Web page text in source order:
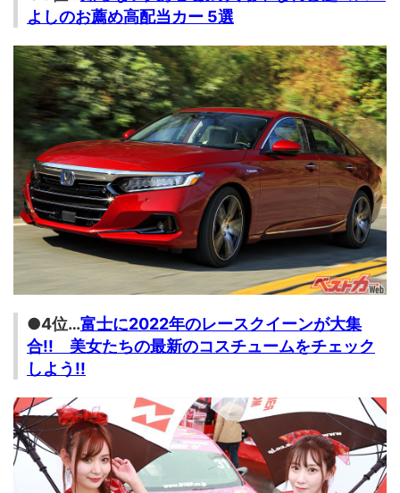
よしのお薦め高配当カー 5選
●4位…富士に2022年のレースクイーンが大集
合!! 美女たちの最新のコスチュームをチェック
しよう!!